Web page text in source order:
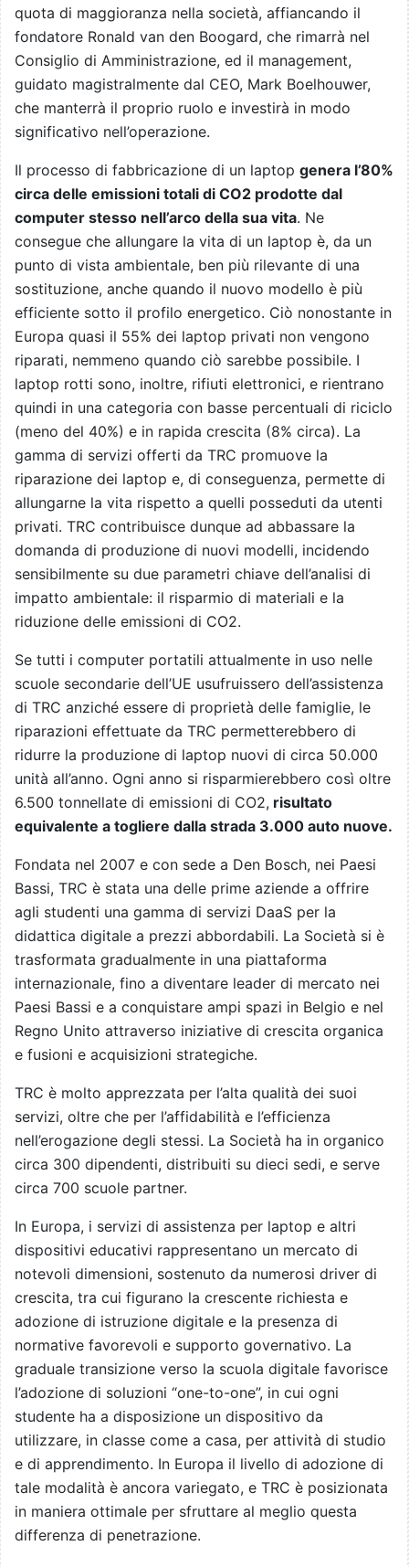
quota di maggioranza nella società, affiancando il
fondatore Ronald van den Boogard, che rimarrà nel
Consiglio di Amministrazione, ed il management,
guidato magistralmente dal CEO, Mark Boelhouwer,
che manterrà il proprio ruolo e investirà in modo
significativo nell’operazione.
Il processo di fabbricazione di un laptop genera l’80%
circa delle emissioni totali di CO2 prodotte dal
computer stesso nell’arco della sua vita. Ne
consegue che allungare la vita di un laptop è, da un
punto di vista ambientale, ben più rilevante di una
sostituzione, anche quando il nuovo modello è più
efficiente sotto il profilo energetico. Ciò nonostante in
Europa quasi il 55% dei laptop privati non vengono
riparati, nemmeno quando ciò sarebbe possibile. I
laptop rotti sono, inoltre, rifiuti elettronici, e rientrano
quindi in una categoria con basse percentuali di riciclo
(meno del 40%) e in rapida crescita (8% circa). La
gamma di servizi offerti da TRC promuove la
riparazione dei laptop e, di conseguenza, permette di
allungarne la vita rispetto a quelli posseduti da utenti
privati. TRC contribuisce dunque ad abbassare la
domanda di produzione di nuovi modelli, incidendo
sensibilmente su due parametri chiave dell’analisi di
impatto ambientale: il risparmio di materiali e la
riduzione delle emissioni di CO2.
Se tutti i computer portatili attualmente in uso nelle
scuole secondarie dell’UE usufruissero dell’assistenza
di TRC anziché essere di proprietà delle famiglie, le
riparazioni effettuate da TRC permetterebbero di
ridurre la produzione di laptop nuovi di circa 50.000
unità all’anno. Ogni anno si risparmierebbero così oltre
6.500 tonnellate di emissioni di CO2, risultato
equivalente a togliere dalla strada 3.000 auto nuove.
Fondata nel 2007 e con sede a Den Bosch, nei Paesi
Bassi, TRC è stata una delle prime aziende a offrire
agli studenti una gamma di servizi DaaS per la
didattica digitale a prezzi abbordabili. La Società si è
trasformata gradualmente in una piattaforma
internazionale, fino a diventare leader di mercato nei
Paesi Bassi e a conquistare ampi spazi in Belgio e nel
Regno Unito attraverso iniziative di crescita organica
e fusioni e acquisizioni strategiche.
TRC è molto apprezzata per l’alta qualità dei suoi
servizi, oltre che per l’affidabilità e l’efficienza
nell’erogazione degli stessi. La Società ha in organico
circa 300 dipendenti, distribuiti su dieci sedi, e serve
circa 700 scuole partner.
In Europa, i servizi di assistenza per laptop e altri
dispositivi educativi rappresentano un mercato di
notevoli dimensioni, sostenuto da numerosi driver di
crescita, tra cui figurano la crescente richiesta e
adozione di istruzione digitale e la presenza di
normative favorevoli e supporto governativo. La
graduale transizione verso la scuola digitale favorisce
l’adozione di soluzioni “one-to-one”, in cui ogni
studente ha a disposizione un dispositivo da
utilizzare, in classe come a casa, per attività di studio
e di apprendimento. In Europa il livello di adozione di
tale modalità è ancora variegato, e TRC è posizionata
in maniera ottimale per sfruttare al meglio questa
differenza di penetrazione.